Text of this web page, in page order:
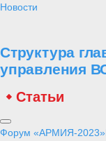
Новости
Структура
управления
Статьи
Форум «АРМИЯ-2023»